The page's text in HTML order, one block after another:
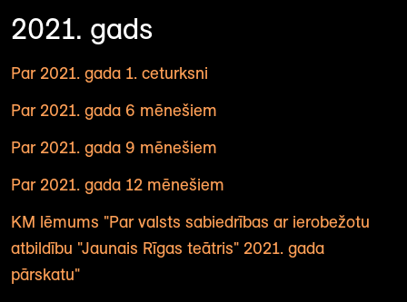
2021. gads
Par 2021. gada 1. ceturksni
Par 2021. gada 6 mēnešiem
Par 2021. gada 9 mēnešiem
Par 2021. gada 12 mēnešiem
KM lēmums "Par valsts sabiedrības ar ierobežotu
atbildību "Jaunais Rīgas teātris" 2021. gada
pārskatu"